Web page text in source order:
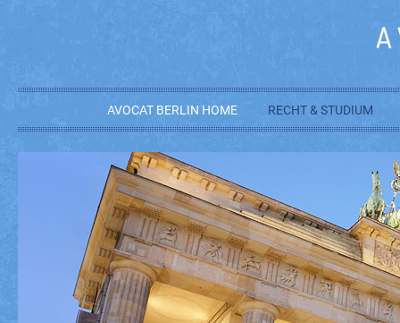
AVOCAT BERLIN HOME RECHT & STUDIUM